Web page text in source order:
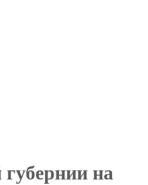
на